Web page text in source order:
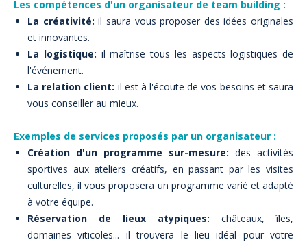
Les compétences d'un organisateur de team building :
La créativité: il saura vous proposer des idées originales
et innovantes.
La logistique: il maîtrise tous les aspects logistiques de
l'événement.
La relation client: il est à l'écoute de vos besoins et saura
vous conseiller au mieux.
Exemples de services proposés par un organisateur :
Création d'un programme sur-mesure: des activités
sportives aux ateliers créatifs, en passant par les visites
culturelles, il vous proposera un programme varié et adapté
à votre équipe.
Réservation de lieux atypiques: châteaux, îles,
domaines viticoles... il trouvera le lieu idéal pour votre